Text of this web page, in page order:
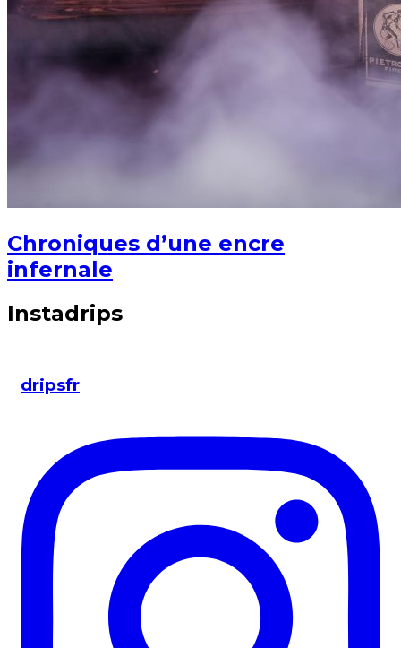
Chroniques d’une encre
infernale
Instadrips
dripsfr